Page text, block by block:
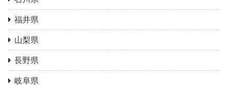
福井県
山梨県
長野県
岐阜県